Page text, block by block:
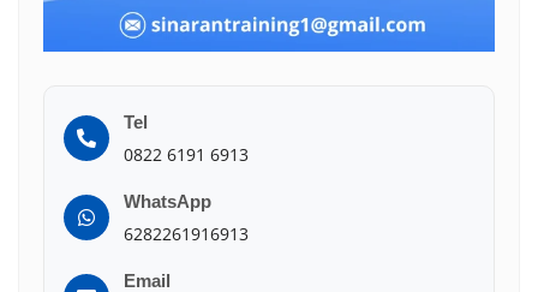
Tel
0822 6191 6913
WhatsApp
6282261916913
Email